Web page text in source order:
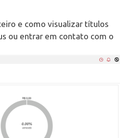
e como visualizar títulos
ou entrar em contato com o